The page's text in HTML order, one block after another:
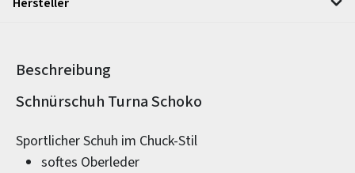
Beschreibung
Produktinformationen
Schnürschuh Turna Schoko
Sportlicher Schuh im Chuck-Stil
softes Oberleder